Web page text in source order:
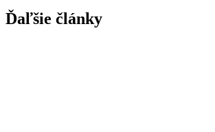
Ďaľšie články